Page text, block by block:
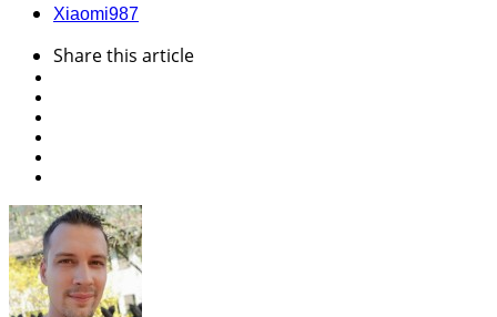
Xiaomi987
Sharethis article